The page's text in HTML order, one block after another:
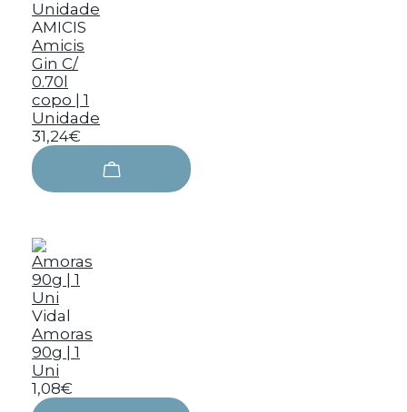
AMICIS
Amicis
Gin C/
0.70l
copo | 1
Unidade
31,24€
Vidal
Amoras
90g | 1
Uni
1,08€